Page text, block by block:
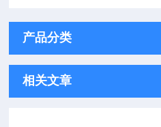
产品分类
相关文章